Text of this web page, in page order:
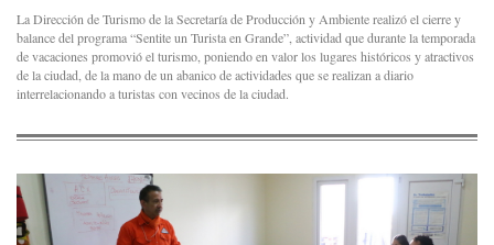
La Dirección de Turismo de la Secretaría de Producción y Ambiente realizó el cierre y
balance del programa “Sentite un Turista en Grande”, actividad que durante la temporada
de vacaciones promovió el turismo, poniendo en valor los lugares históricos y atractivos
de la ciudad, de la mano de un abanico de actividades que se realizan a diario
interrelacionando a turistas con vecinos de la ciudad.